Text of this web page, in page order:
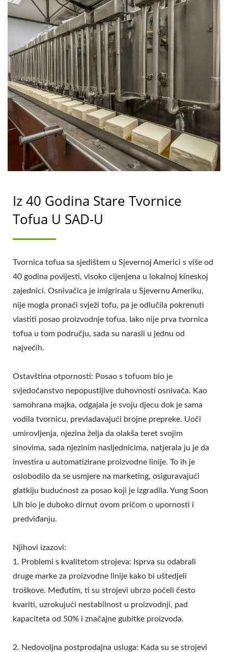
MACHINE CO., LTD.
svjedočenju rasta i uspjeha vašeg poslovanja.
Iz 40 Godina Stare Tvornice
Tofua U SAD-U
Tvornica tofua sa sjedištem u Sjevernoj Americi s više od
40 godina povijesti, visoko cijenjena u lokalnoj kineskoj
zajednici. Osnivačica je imigrirala u Sjevernu Ameriku,
nije mogla pronaći svježi tofu, pa je odlučila pokrenuti
vlastiti posao proizvodnje tofua. Iako nije prva tvornica
tofua u tom području, sada su narasli u jednu od
najvećih.
Ostavština otpornosti: Posao s tofuom bio je
svjedočanstvo nepopustljive duhovnosti osnivača. Kao
samohrana majka, odgajala je svoju djecu dok je sama
vodila tvornicu, prevladavajući brojne prepreke. Uoči
umirovljenja, njezina želja da olakša teret svojim
sinovima, sada njezinim nasljednicima, natjerala ju je da
investira u automatizirane proizvodne linije. To ih je
oslobodilo da se usmjere na marketing, osiguravajući
glatkiju budućnost za posao koji je izgradila. Yung Soon
Lih bio je duboko dirnut ovom pričom o upornosti i
predviđanju.
Njihovi izazovi:
1. Problemi s kvalitetom strojeva: Isprva su odabrali
druge marke za proizvodne linije kako bi uštedjeli
troškove. Međutim, ti su strojevi ubrzo počeli često
kvariti, uzrokujući nestabilnost u proizvodnji, pad
kapaciteta od 50% i značajne gubitke proizvoda.
2. Nedovoljna postprodajna usluga: Kada su se strojevi